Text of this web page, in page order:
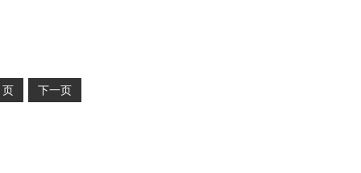
页 下一页